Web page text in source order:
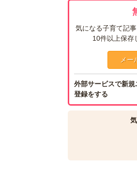
気になる子育て記
10件以上保存
メー
外部サービスで新規
登録をする